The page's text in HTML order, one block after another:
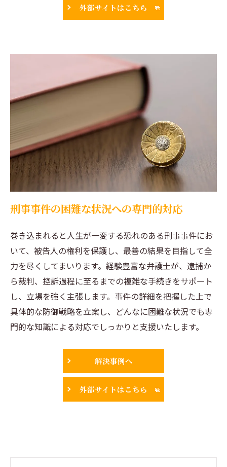
外部サイトはこちら
刑事事件の困難な状況への専門的対応
巻き込まれると人生が一変する恐れのある刑事事件にお
いて、被告人の権利を保護し、最善の結果を目指して全
力を尽くしてまいります。経験豊富な弁護士が、逮捕か
ら裁判、控訴過程に至るまでの複雑な手続きをサポート
し、立場を強く主張します。事件の詳細を把握した上で
具体的な防御戦略を立案し、どんなに困難な状況でも専
門的な知識による対応でしっかりと支援いたします。
解決事例へ
外部サイトはこちら